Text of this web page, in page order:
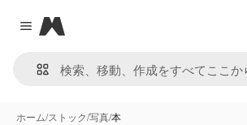
Close menu
Magnific
ホーム/ストック/写真/本